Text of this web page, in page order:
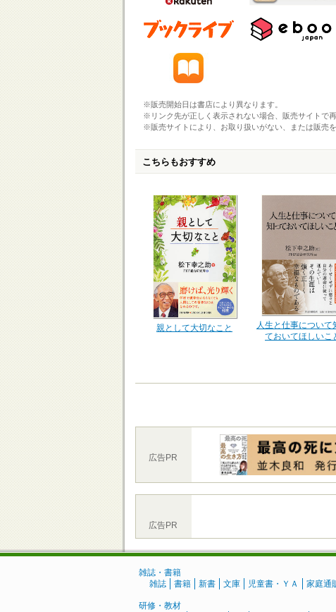
※販売開始日は書店により異なります。
※リンク先が正しく表示されない場合、販売サイトで
※販売サイトにより、お取り扱いがない、または販売
こちらもおすすめ
親として大切なこと
人生と仕事について
ておいてほしいこ
広告PR
広告PR
雑誌・書籍
雑誌
書籍 新書 文庫 児童書・ＹＡ 家庭通
研修・教材